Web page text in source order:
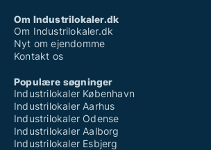
Om Industrilokaler.dk
Om Industrilokaler.dk
Nyt om ejendomme
Kontakt os
Populære søgninger
Industrilokaler København
Industrilokaler Aarhus
Industrilokaler Odense
Industrilokaler Aalborg
Industrilokaler Esbjerg